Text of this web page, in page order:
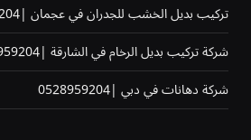
تركيب بديل الخشب للجدران في عجمان |0528959204
شركة تركيب بديل الرخام في الشارقة |0528959204
شركة دهانات في دبي |0528959204